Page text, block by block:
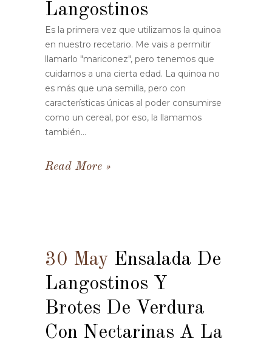
Langostinos
Es la primera vez que utilizamos la quinoa
en nuestro recetario. Me vais a permitir
llamarlo "mariconez", pero tenemos que
cuidarnos a una cierta edad. La quinoa no
es más que una semilla, pero con
características únicas al poder consumirse
como un cereal, por eso, la llamamos
también...
Read More
30 May Ensalada De
Langostinos Y
Brotes De Verdura
Con Nectarinas A La